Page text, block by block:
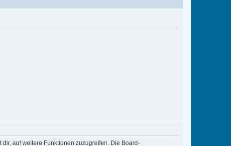
auf weitere Funktionen zuzugreifen. Die Board-